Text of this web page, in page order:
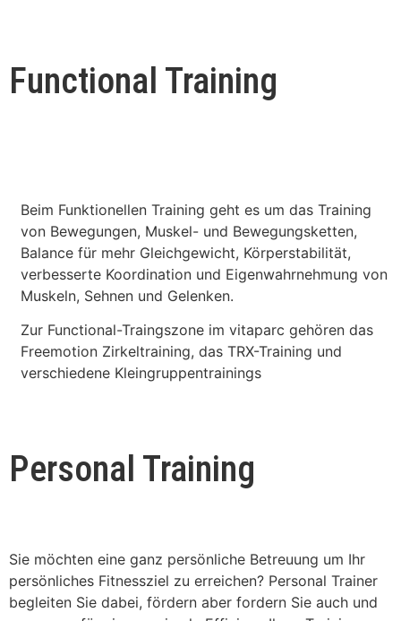
Functional Training
Beim Funktionellen Training geht es um das Training
von Bewegungen, Muskel- und Bewegungsketten,
Balance für mehr Gleichgewicht, Körperstabilität,
verbesserte Koordination und Eigenwahrnehmung von
Muskeln, Sehnen und Gelenken.
Zur Functional-Traingszone im vitaparc gehören das
Freemotion Zirkeltraining, das TRX-Training und
verschiedene Kleingruppentrainings
Personal Training
Sie möchten eine ganz persönliche Betreuung um Ihr
persönliches Fitnessziel zu erreichen? Personal Trainer
begleiten Sie dabei, fördern aber fordern Sie auch und